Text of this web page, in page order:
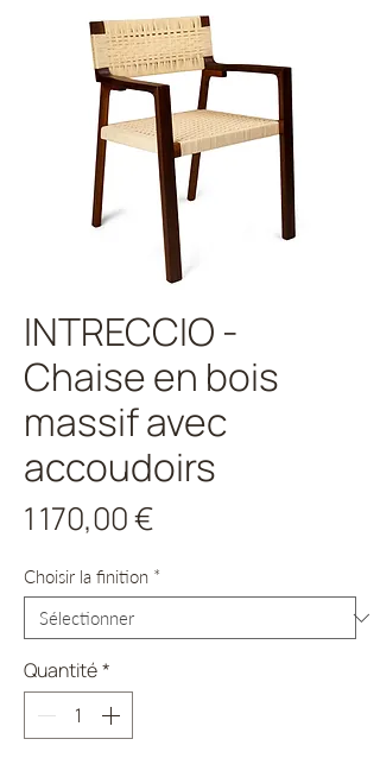
INTRECCIO -
Chaise en bois
massif avec
accoudoirs
1 170,00 €
Choisir la finition *
Quantité*